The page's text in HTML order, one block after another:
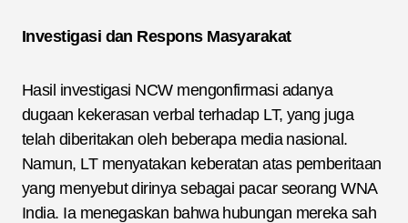
Investigasi dan Respons Masyarakat
Hasil investigasi NCW mengonfirmasi adanya
dugaan kekerasan verbal terhadap LT, yang juga
telah diberitakan oleh beberapa media nasional.
Namun, LT menyatakan keberatan atas pemberitaan
yang menyebut dirinya sebagai pacar seorang WNA
India. Ia menegaskan bahwa hubungan mereka sah